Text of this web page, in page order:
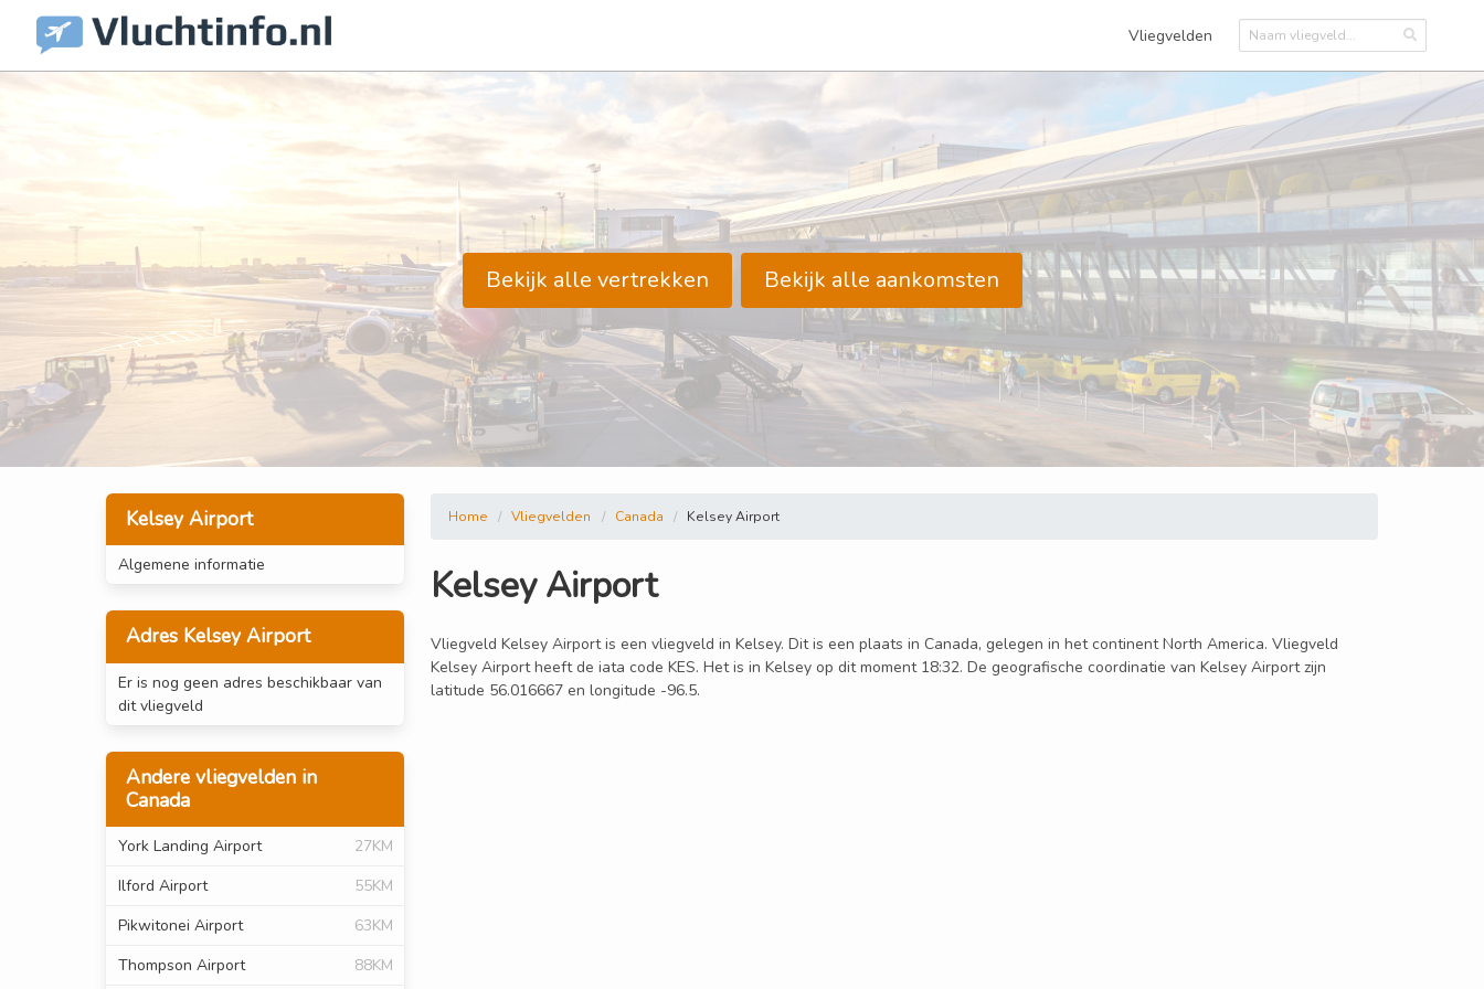
Vliegvelden
Bekijk alle vertrekken Bekijk alle aankomsten
Kelsey Airport
Algemene informatie
Adres Kelsey Airport
Er is nog geen adres beschikbaar van
dit vliegveld
Andere vliegvelden in
Canada
York Landing Airport
27KM
Ilford Airport
55KM
Pikwitonei Airport
63KM
Thompson Airport
88KM
Home Vliegvelden Canada Kelsey Airport
Kelsey Airport
Vliegveld Kelsey Airport is een vliegveld in Kelsey. Dit is een plaats in Canada, gelegen in het continent North America. Vliegveld
Kelsey Airport heeft de iata code KES. Het is in Kelsey op dit moment 18:32. De geografische coordinatie van Kelsey Airport zijn
latitude 56.016667 en longitude -96.5.